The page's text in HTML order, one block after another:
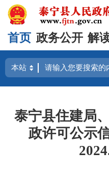
首页 政务公开 解
泰宁县住建局
政许可公示